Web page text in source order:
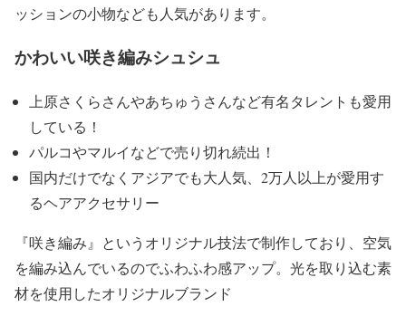
ッションの小物なども人気があります。
かわいい咲き編みシュシュ
上原さくらさんやあちゅうさんなど有名タレントも愛用
している！
パルコやマルイなどで売り切れ続出！
国内だけでなくアジアでも大人気、2万人以上が愛用す
るヘアアクセサリー
『咲き編み』というオリジナル技法で制作しており、空気
を編み込んでいるのでふわふわ感アップ。光を取り込む素
材を使用したオリジナルブランド